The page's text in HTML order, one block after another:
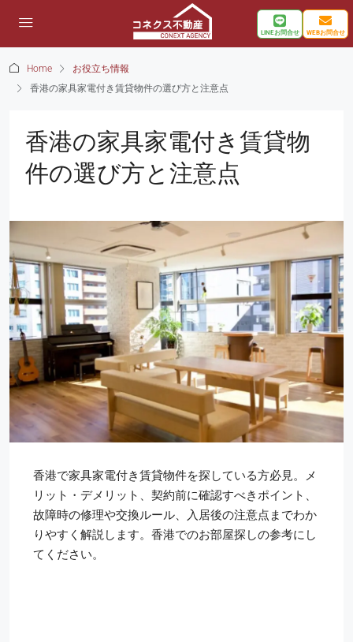
LINEお問合せ WEBお問合せ
Home
お役立ち情報
香港の家具家電付き賃貸物件の選び方と注意点
香港の家具家電付き賃貸物
件の選び方と注意点
香港で家具家電付き賃貸物件を探している方必見。メ
リット・デメリット、契約前に確認すべきポイント、
故障時の修理や交換ルール、入居後の注意点までわか
りやすく解説します。香港でのお部屋探しの参考にし
てください。